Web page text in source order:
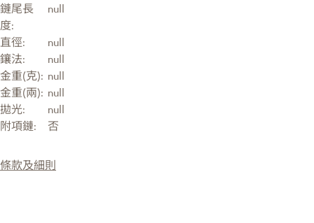
鏈尾長
度:
null
直徑:
null
鑲法:
null
金重(克): null
金重(兩): null
拋光:
null
附項鏈:
否
條款及細則